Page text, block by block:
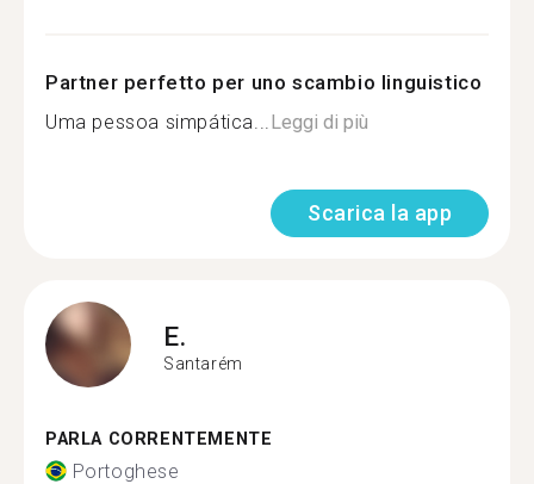
Partner perfetto per uno scambio linguistico
Uma pessoa simpática...Leggi di più
Scarica la app
E.
Santarém
PARLA CORRENTEMENTE
Portoghese